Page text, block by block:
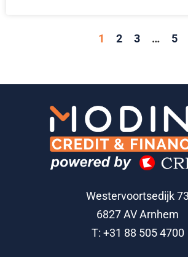
1 2 3 … 5
Westervoortsedijk 73
6827 AV Arnhem
T: +31 88 505 4700